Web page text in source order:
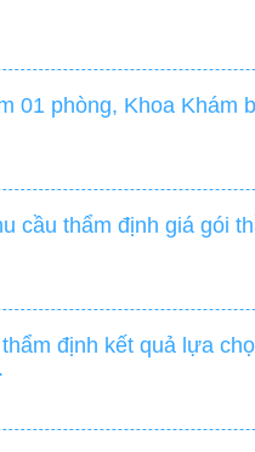
01 phòng, Khoa Khám
cầu thẩm định giá gói
định kết quả lựa